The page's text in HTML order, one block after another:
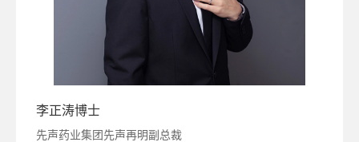
李正涛博士
先声药业集团先声再明副总裁